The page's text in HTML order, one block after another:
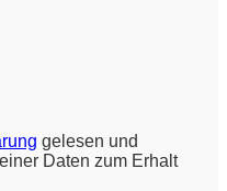
gelesen und
Daten zum Erhalt